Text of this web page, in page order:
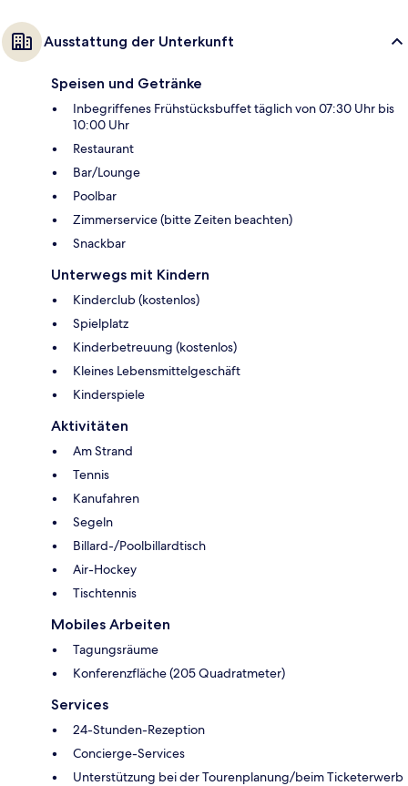
Ausstattung der Unterkunft
Speisen und Getränke
Inbegriffenes Frühstücksbuffet täglich von 07:30 Uhr bis
10:00 Uhr
Restaurant
Bar/Lounge
Poolbar
Zimmerservice (bitte Zeiten beachten)
Snackbar
Unterwegs mit Kindern
Kinderclub (kostenlos)
Spielplatz
Kinderbetreuung (kostenlos)
Kleines Lebensmittelgeschäft
Kinderspiele
Aktivitäten
Am Strand
Tennis
Kanufahren
Segeln
Billard-/Poolbillardtisch
Air-Hockey
Tischtennis
Mobiles Arbeiten
Tagungsräume
Konferenzfläche (205 Quadratmeter)
Services
24-Stunden-Rezeption
Concierge-Services
Unterstützung bei der Tourenplanung/beim Ticketerwerb